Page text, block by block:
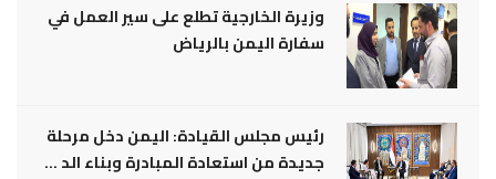
وزيرة الخارجية تطلع على سير العمل في
سفارة اليمن بالرياض
رئيس مجلس القيادة: اليمن دخل مرحلة
جديدة من استعادة المبادرة وبناء الد ...